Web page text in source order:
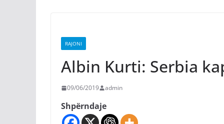
RAJONI
Albin Kurti: Serbia
09/06/2019 admin
Shpërndaje